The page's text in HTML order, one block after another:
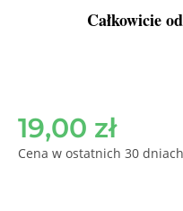
Całkowicie
19,00 zł
Cena w ostatnich 30